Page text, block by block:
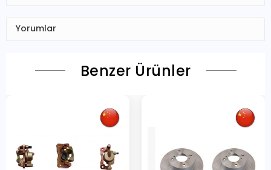
Yorumlar
Benzer Ürünler